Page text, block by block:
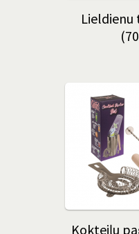
Lieldienu
Kokteiļu